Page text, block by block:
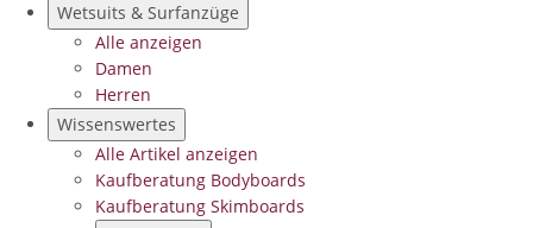
Wetsuits & Surfanzüge
Alle anzeigen
Damen
Herren
Wissenswertes
Alle Artikel anzeigen
Kaufberatung Bodyboards
Kaufberatung Skimboards